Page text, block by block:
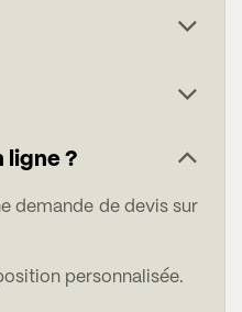
ligne ?
demande de devis sur
personnalisée.